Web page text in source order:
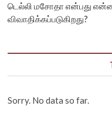
டெல்லி மசோதா என்பது
விவாதிக்கப்படுகிறது?
Sorry. No data so far.